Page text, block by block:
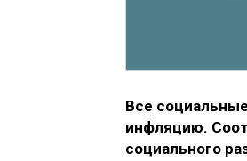
Все
инфляцию.
социального